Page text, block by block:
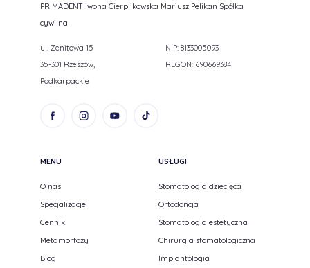
PRIMADENT Iwona Cierplikowska Mariusz Pelikan Spółka
cywilna
ul. Zenitowa 15
35-301 Rzeszów,
Podkarpackie
NIP: 8133005093
REGON: 690669384
MENU
O nas
Specjalizacje
Cennik
Metamorfozy
Blog
USŁUGI
Stomatologia dziecięca
Ortodoncja
Stomatologia estetyczna
Chirurgia stomatologiczna
Implantologia